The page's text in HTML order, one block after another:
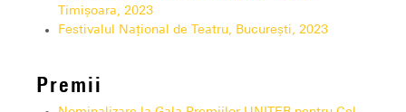
Timișoara, 2023
Festivalul Național de Teatru, București, 2023
Premii